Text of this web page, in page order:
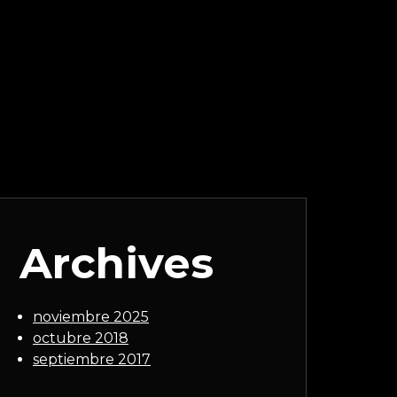
Archives
noviembre 2025
octubre 2018
septiembre 2017